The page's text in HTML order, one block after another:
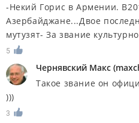
-Некий Горис в Армении.
Азербайджане...Двое
мутузят- За звание
5
Чернявский Макс (
Такое звание он
)))
3